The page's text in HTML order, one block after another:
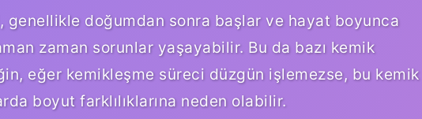
genellikle doğumdan sonra başlar ve hayat boyunca
zaman sorunlar yaşayabilir. Bu da bazı kemik
eğer kemikleşme süreci düzgün işlemezse, bu kemik
boyut farklılıklarına neden olabilir.